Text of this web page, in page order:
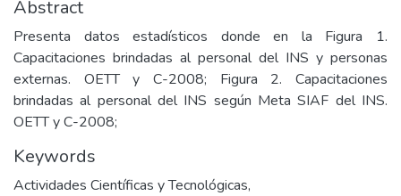
Abstract
Presenta datos estadísticos donde en la Figura 1.
Capacitaciones brindadas al personal del INS y personas
externas. OETT y C-2008; Figura 2. Capacitaciones
brindadas al personal del INS según Meta SIAF del INS.
OETT y C-2008;
Keywords
Actividades Científicas y Tecnológicas,